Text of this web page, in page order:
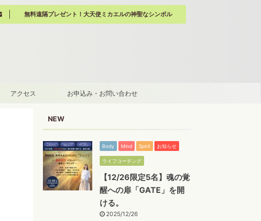
無料遠隔プレゼント！大天使ミカエルの神聖なシンボル
アクセス お申込み・お問い合わせ
NEW
Body Mind Spirit お知らせ
ライフコーチング
【12/26限定5名】魂の覚
醒への扉「GATE」を開
ける。
2025/12/26